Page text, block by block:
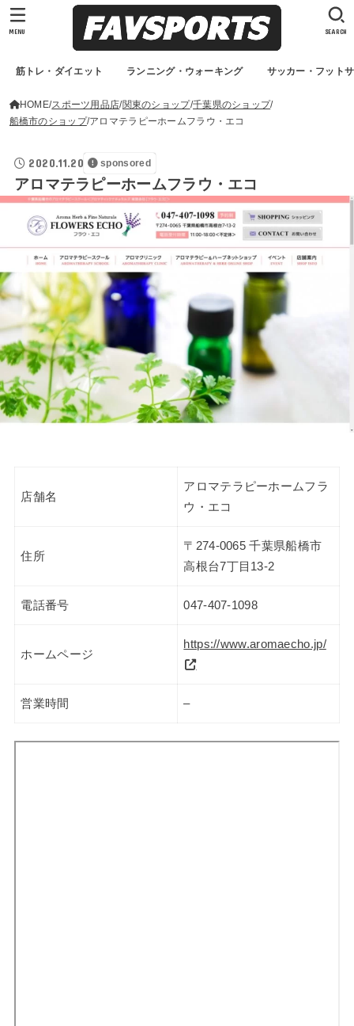
筋トレ・ダイエット ランニング・ウォーキング サッカー・フット
SEARCH
MENU
HOME スポーツ用品店 関東のショップ 千葉県のショップ
船橋市のショップ アロマテラピーホームフラウ・エコ
2020.11.20 sponsored
アロマテラピーホームフラウ・エコ
店舗名
アロマテラピーホームフラ
ウ・エコ
住所
〒274-0065 千葉県船橋市
高根台7丁目13-2
電話番号 047-407-1098
ホームページ
https://www.aromaecho.jp/
営業時間 –